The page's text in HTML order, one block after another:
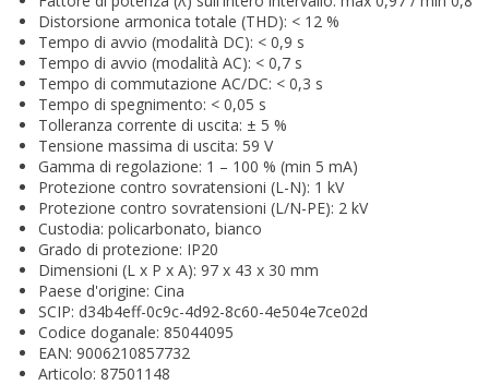
Distorsione armonica totale (THD): < 12 %
Tempo di avvio (modalità DC): < 0,9 s
Tempo di avvio (modalità AC): < 0,7 s
Tempo di commutazione AC/DC: < 0,3 s
Tempo di spegnimento: < 0,05 s
Tolleranza corrente di uscita: ± 5 %
Tensione massima di uscita: 59 V
Gamma di regolazione: 1 – 100 % (min 5 mA)
Protezione contro sovratensioni (L-N): 1 kV
Protezione contro sovratensioni (L/N-PE): 2 kV
Custodia: policarbonato, bianco
Grado di protezione: IP20
Dimensioni (L x P x A): 97 x 43 x 30 mm
Paese d'origine: Cina
SCIP: d34b4eff-0c9c-4d92-8c60-4e504e7ce02d
Codice doganale: 85044095
EAN: 9006210857732
Articolo: 87501148